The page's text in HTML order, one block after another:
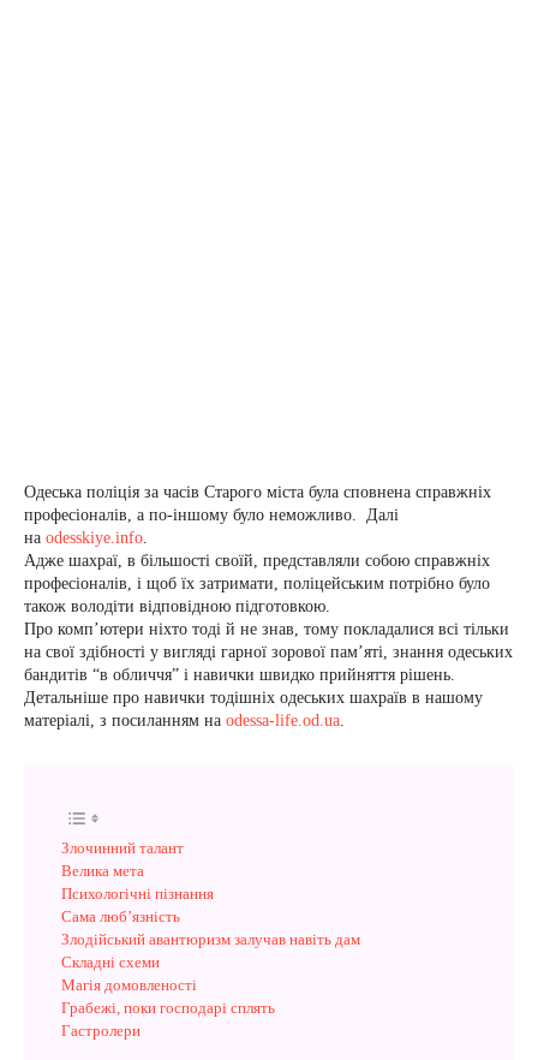
Одеська поліція за часів Старого міста була сповнена справжніх
професіоналів, а по-іншому було неможливо. Далі
на odesskiye.info.
Адже шахраї, в більшості своїй, представляли собою справжніх
професіоналів, і щоб їх затримати, поліцейським потрібно було
також володіти відповідною підготовкою.
Про комп’ютери ніхто тоді й не знав, тому покладалися всі тільки
на свої здібності у вигляді гарної зорової пам’яті, знання одеських
бандитів “в обличчя” і навички швидко прийняття рішень.
Детальніше про навички тодішніх одеських шахраїв в нашому
матеріалі, з посиланням на odessa-life.od.ua.
Злочинний талант
Велика мета
Психологічні пізнання
Сама люб’язність
Злодійський авантюризм залучав навіть дам
Складні схеми
Магія домовленості
Грабежі, поки господарі сплять
Гастролери